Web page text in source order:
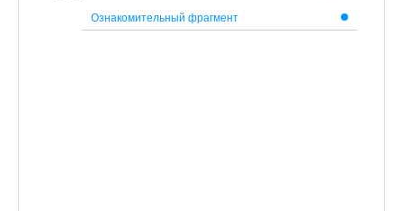
Ознакомительный фрагмент